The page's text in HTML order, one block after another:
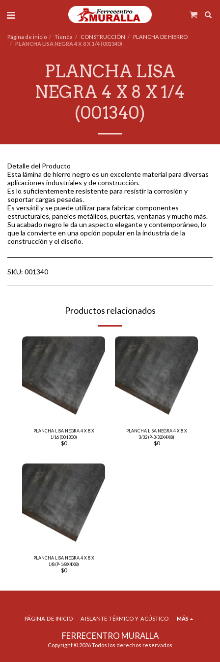
Página de inicio Tienda CONSTRUCCIÓN
PLANCHA DE HIERRO
PLANCHA LISA NEGRA 4 X 8 X 1/4 (001340)
PLANCHA LISA
NEGRA 4 X 8 X 1/4
(001340)
Detalle del Producto
Esta lámina de hierro negro es un excelente material para diversas
aplicaciones industriales y de construcción.
Es lo suficientemente resistente para resistir la corrosión y
soportar cargas pesadas.
Es versátil y se puede utilizar para fabricar componentes
estructurales, paneles metálicos, puertas, ventanas y mucho más.
Su acabado negro le da un aspecto elegante y contemporáneo, lo
que la convierte en una opción popular en la industria de la
construcción y el diseño.
SKU: 001340
Productos relacionados
PLANCHA LISA NEGRA 4 X 8 X
1/16 (001300)
$0
PLANCHA LISA NEGRA 4 X 8 X
3/32 (P-3/32X4X8)
$0
PLANCHA LISA NEGRA 4 X 8 X
1/8 (P-1/8X4X8)
$0
FERRECENTRO MURALLA
Copyright © 2026 Todos los derechos reservados
PÁGINA DE INICIO AISLANTE TÉRMICO Y ACÚSTICO MÁS